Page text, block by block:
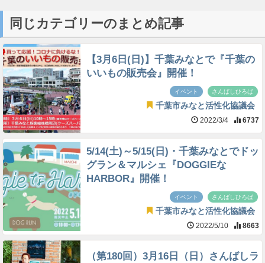
同じカテゴリーのまとめ記事
【3月6日(日)】千葉みなとで『千葉の
いいもの販売会』開催！
イベント さんばしひろば
千葉市みなと活性化協議会
2022/3/4 6737
5/14(土)～5/15(日)・千葉みなとでドッ
グラン＆マルシェ『DOGGIEな
HARBOR』開催！
イベント さんばしひろば
千葉市みなと活性化協議会
2022/5/10 8663
（第180回）3月16日（日）さんばしラ